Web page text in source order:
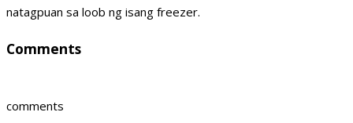
natagpuan sa loob ng isang freezer.
Comments
comments